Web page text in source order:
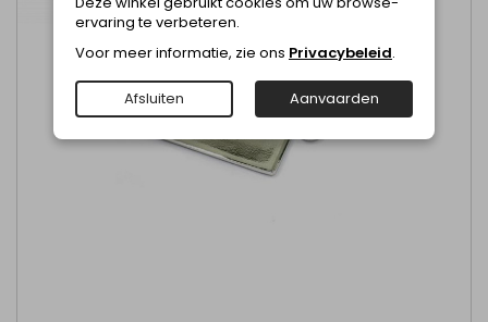
ervaring te verbeteren.
Voor meer informatie, zie ons Privacybeleid.
Afsluiten Aanvaarden